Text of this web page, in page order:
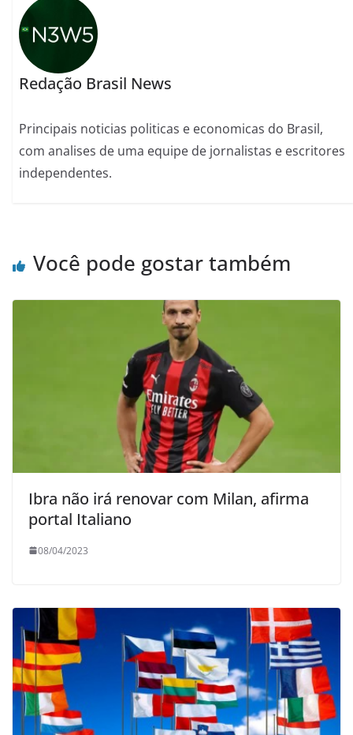
Redação Brasil News
Principais noticias politicas e economicas do Brasil,
com analises de uma equipe de jornalistas e escritores
independentes.
Você pode gostar também
Ibra não irá renovar com Milan, afirma
portal Italiano
08/04/2023